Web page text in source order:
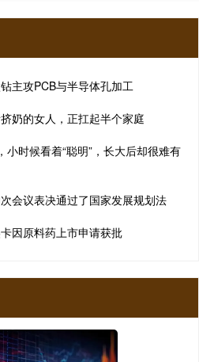
主攻PCB与半导体孔加工
奶的女人，正扛起半个家庭
时候看着“聪明”，长大后却很难有
会议表决通过了国家发展规划法
因原料药上市申请获批